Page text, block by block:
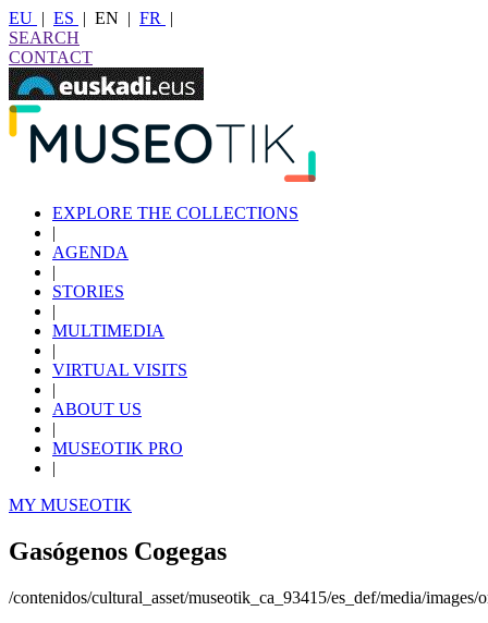
EU | ES | EN | FR
|
SEARCH
CONTACT
EXPLORE THE COLLECTIONS
|
AGENDA
|
STORIES
|
MULTIMEDIA
|
VIRTUAL VISITS
|
ABOUT US
|
MUSEOTIK PRO
|
MY MUSEOTIK
Gasógenos Cogegas
/contenidos/cultural_asset/museotik_ca_93415/es_def/media/images/